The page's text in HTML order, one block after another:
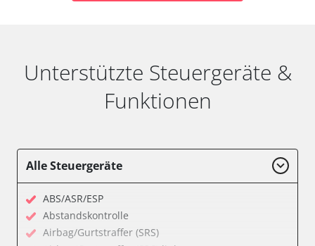
Unterstützte Steuergeräte &
Funktionen
Alle Steuergeräte
ABS/ASR/ESP
Abstandskontrolle
Airbag/Gurtstraffer (SRS)